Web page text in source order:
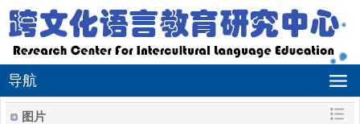
导航
图片